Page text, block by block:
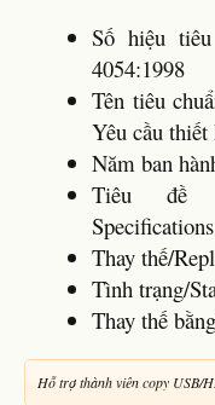
Số hiệu tiêu
4054:1998
Tên tiêu
Yêu cầu thiết
Năm ban
Tiêu đề
Thay thế/
Tình trạng/
Thay thế
Hỗ trợ thành viên copy USB/